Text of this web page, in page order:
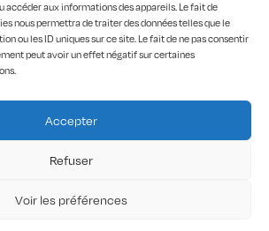
accéder aux informations des appareils. Le fait de
nous permettra de traiter des données telles que le
ou les ID uniques sur ce site. Le fait de ne pas consentir
peut avoir un effet négatif sur certaines
Accepter
Refuser
Voir les préférences
COLLABS WITH ARTISTS